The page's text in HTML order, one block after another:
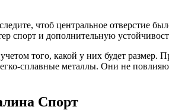
чтоб центральное отверстие
спорт и дополнительную
того, какой у них будет
сплавные металлы. Они не
Спорт